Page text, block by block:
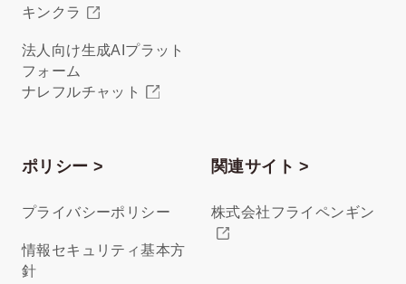
キンクラ
法人向け生成AIプラット
フォーム
ナレフルチャット
ポリシー >
プライバシーポリシー
情報セキュリティ基本方
針
関連サイト >
株式会社フライペンギン